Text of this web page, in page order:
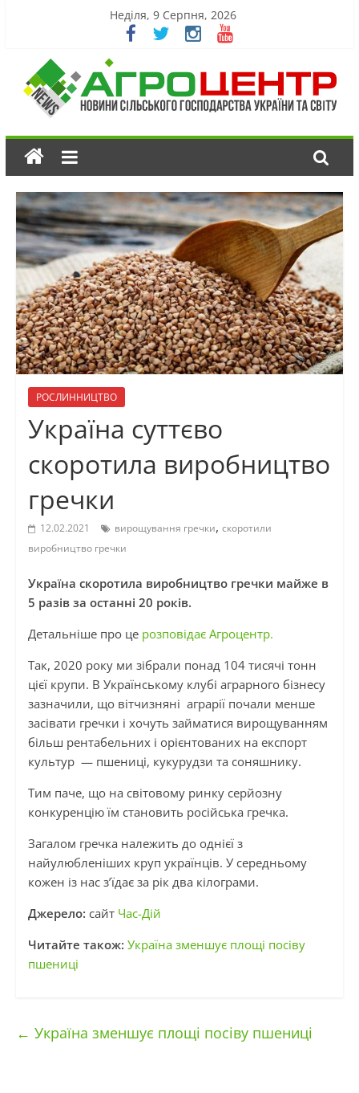
Неділя, 9 Серпня, 2026
РОСЛИННИЦТВО
Україна суттєво
скоротила виробництво
гречки
12.02.2021 вирощування гречки, скоротили
виробництво гречки
Україна скоротила виробництво гречки майже в
5 разів за останні 20 років.
Детальніше про це розповідає Агроцентр.
Так, 2020 року ми зібрали понад 104 тисячі тонн
цієї крупи. В Українському клубі аграрного бізнесу
зазначили, що вітчизняні аграрії почали менше
засівати гречки і хочуть займатися вирощуванням
більш рентабельних і орієнтованих на експорт
культур — пшениці, кукурудзи та соняшнику.
Тим паче, що на світовому ринку серйозну
конкуренцію їм становить російська гречка.
Загалом гречка належить до однієї з
найулюбленіших круп українців. У середньому
кожен із нас з’їдає за рік два кілограми.
Джерело: сайт Час-Дій
Читайте також: Україна зменшує площі посіву
пшениці
← Україна зменшує площі посіву пшениці